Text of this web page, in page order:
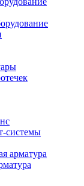
системы
арматура